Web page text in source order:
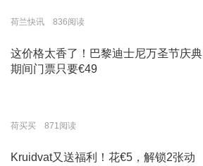
荷兰快讯 836阅读
这价格太香了！巴黎迪士尼万圣节庆典
期间门票只要€49
荷买买 871阅读
Kruidvat又送福利！花€5，解锁2张动